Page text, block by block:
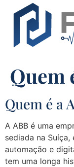
Quem
Quem é a
A ABB é uma
sediada na
automação e
tem uma longa